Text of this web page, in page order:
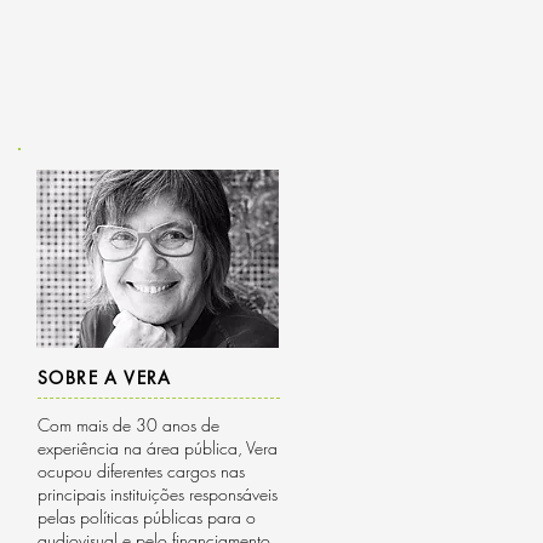
Com mais de 30 anos de
experiência na área pública, Vera
ocupou diferentes cargos nas
principais instituições responsáveis
pelas políticas públicas para o
SOBRE A VERA